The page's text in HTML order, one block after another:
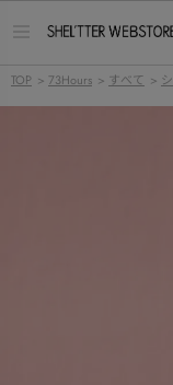
ー
を
TOP > 73Hours > すべて >